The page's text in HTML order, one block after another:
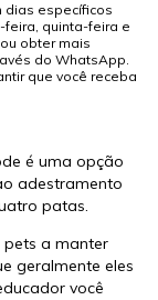
dias específicos
feira, quinta-feira e
obter mais
do WhatsApp.
que você receba
é uma opção
adestramento
patas.
pets a manter
geralmente eles
você